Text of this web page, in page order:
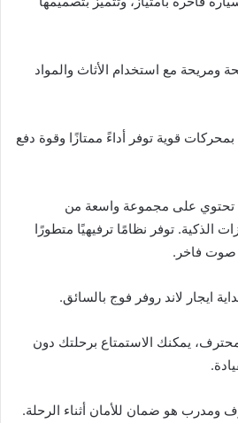
ومريحة مع استخدام الأثاث والمواد
قوية توفر أداءً ممتازًا وقوة دفع
تحتوي على مجموعة واسعة من
الذكية. توفر نظامًا ترفيهيًا متطورًا
صوت فاخر.
ايجار لاند روفر فوج بالسائق.
يمكنك الاستمتاع برحلتك دون
ومدرب هو ضمان للأمان أثناء الرحلة.